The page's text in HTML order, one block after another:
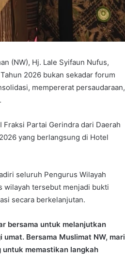
(NW), Hj. Lale Syifaun Nufus,
2026 bukan sekadar forum
mempererat persaudaraan,
Fraksi Partai Gerindra dari Daerah
yang berlangsung di Hotel
seluruh Pengurus Wilayah
wilayah tersebut menjadi bukti
secara berkelanjutan.
bersama untuk melanjutkan
Bersama Muslimat NW, mari
untuk memastikan langkah